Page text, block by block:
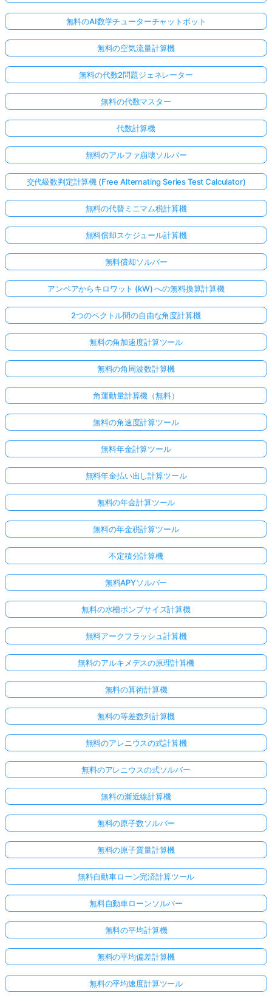
無料のAI数学チューターチャットボット
無料の空気流量計算機
無料の代数2問題ジェネレーター
無料の代数マスター
代数計算機
無料のアルファ崩壊ソルバー
交代級数判定計算機 (Free Alternating Series Test Calculator)
無料の代替ミニマム税計算機
無料償却スケジュール計算機
無料償却ソルバー
アンペアからキロワット (kW) への無料換算計算機
2つのベクトル間の自由な角度計算機
無料の角加速度計算ツール
無料の角周波数計算機
角運動量計算機（無料）
無料の角速度計算ツール
無料年金計算ツール
無料年金払い出し計算ツール
無料の年金計算ツール
無料の年金税計算ツール
不定積分計算機
無料APYソルバー
無料の水槽ポンプサイズ計算機
無料アークフラッシュ計算機
無料のアルキメデスの原理計算機
無料の算術計算機
無料の等差数列計算機
無料のアレニウスの式計算機
無料のアレニウスの式ソルバー
無料の漸近線計算機
無料の原子数ソルバー
無料の原子質量計算機
無料自動車ローン完済計算ツール
無料自動車ローンソルバー
無料の平均計算機
無料の平均偏差計算機
無料の平均速度計算ツール